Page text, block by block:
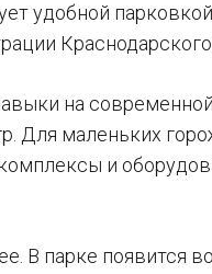
удобной
Краснодарского
на
Для маленьких
и
В парке появится